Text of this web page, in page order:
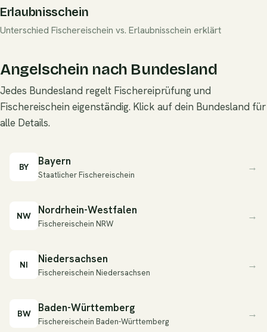
Erlaubnisschein
Unterschied Fischereischein vs. Erlaubnisschein erklärt
Angelschein nach Bundesland
Jedes Bundesland regelt Fischereiprüfung und
Fischereischein eigenständig. Klick auf dein Bundesland für
alle Details.
BY Bayern
Staatlicher Fischereischein
→
NW Nordrhein-Westfalen
Fischereischein NRW
→
NI Niedersachsen
Fischereischein Niedersachsen
→
BW Baden-Württemberg
Fischereischein Baden-Württemberg
→